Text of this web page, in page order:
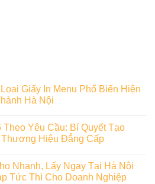
Giấy In Menu Phổ Biến Hiện
Hà Nội
Theo Yêu Cầu: Bí Quyết Tạo
Thương Hiệu Đẳng Cấp
Nhanh, Lấy Ngay Tại Hà Nội
Tức Thì Cho Doanh Nghiệp